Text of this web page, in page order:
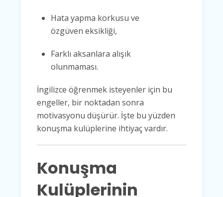
Hata yapma korkusu ve
özgüven eksikliği,
Farklı aksanlara alışık
olunmaması.
İngilizce öğrenmek isteyenler için bu
engeller, bir noktadan sonra
motivasyonu düşürür. İşte bu yüzden
konuşma kulüplerine ihtiyaç vardır.
Konuşma
Kulüplerinin